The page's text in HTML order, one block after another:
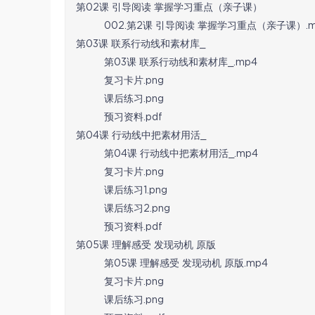
第02课 引导阅读 掌握学习重点（亲子课）
002.第2课 引导阅读 掌握学习重点（亲子课）
第03课 联系行动线和素材库_
第03课 联系行动线和素材库_.mp4
复习卡片.png
课后练习.png
预习资料.pdf
第04课 行动线中把素材用活_
第04课 行动线中把素材用活_.mp4
复习卡片.png
课后练习1.png
课后练习2.png
预习资料.pdf
第05课 理解感受 发现动机 原版
第05课 理解感受 发现动机 原版.mp4
复习卡片.png
课后练习.png